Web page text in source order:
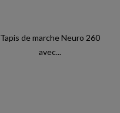
Tapis de marche Neuro 260
avec...